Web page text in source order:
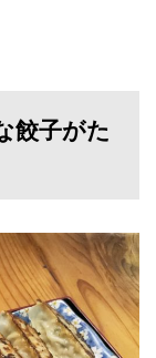
餃子がた